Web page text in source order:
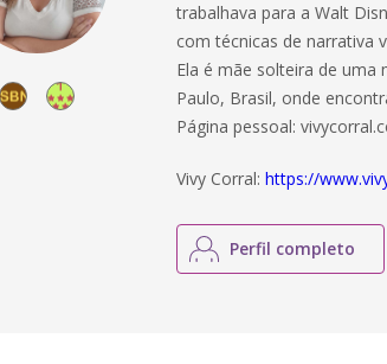
trabalhava para a Walt
com técnicas de narrativa
Ela é mãe solteira de uma
Paulo, Brasil, onde
Página pessoal:
Vivy Corral:https://
Perfil completo